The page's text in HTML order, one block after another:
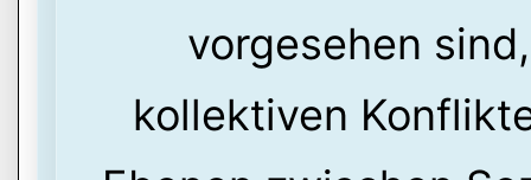
vorgesehen
kollektiven